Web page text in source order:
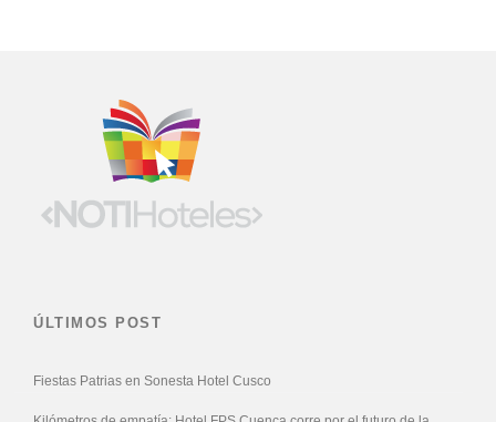
ÚLTIMOS POST
Fiestas Patrias en Sonesta Hotel Cusco